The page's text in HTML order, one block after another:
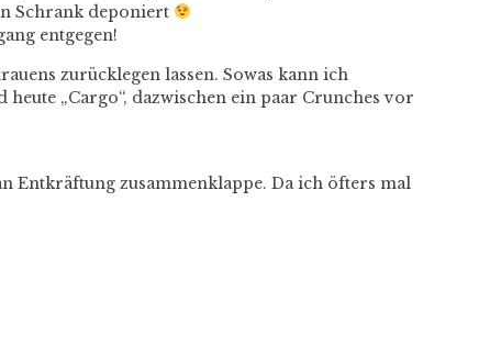
Schrank deponiert
entgegen!
zurücklegen lassen. Sowas kann ich
heute „Cargo“, dazwischen ein paar Crunches vor
Entkräftung zusammenklappe. Da ich öfters mal